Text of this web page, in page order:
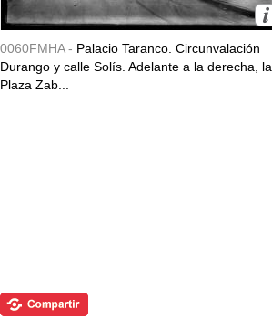
0060FMHA - Palacio Taranco. Circunvalación
Durango y calle Solís. Adelante a la derecha, la
Plaza Zab...